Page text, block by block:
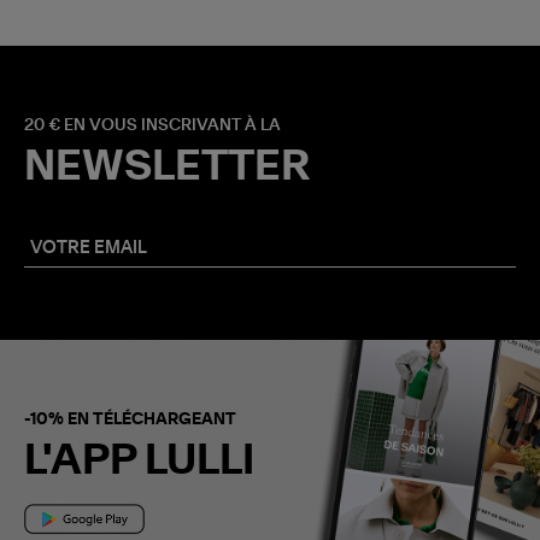
20 € EN VOUS INSCRIVANT À LA
NEWSLETTER
-10% EN TÉLÉCHARGEANT
L'APP LULLI